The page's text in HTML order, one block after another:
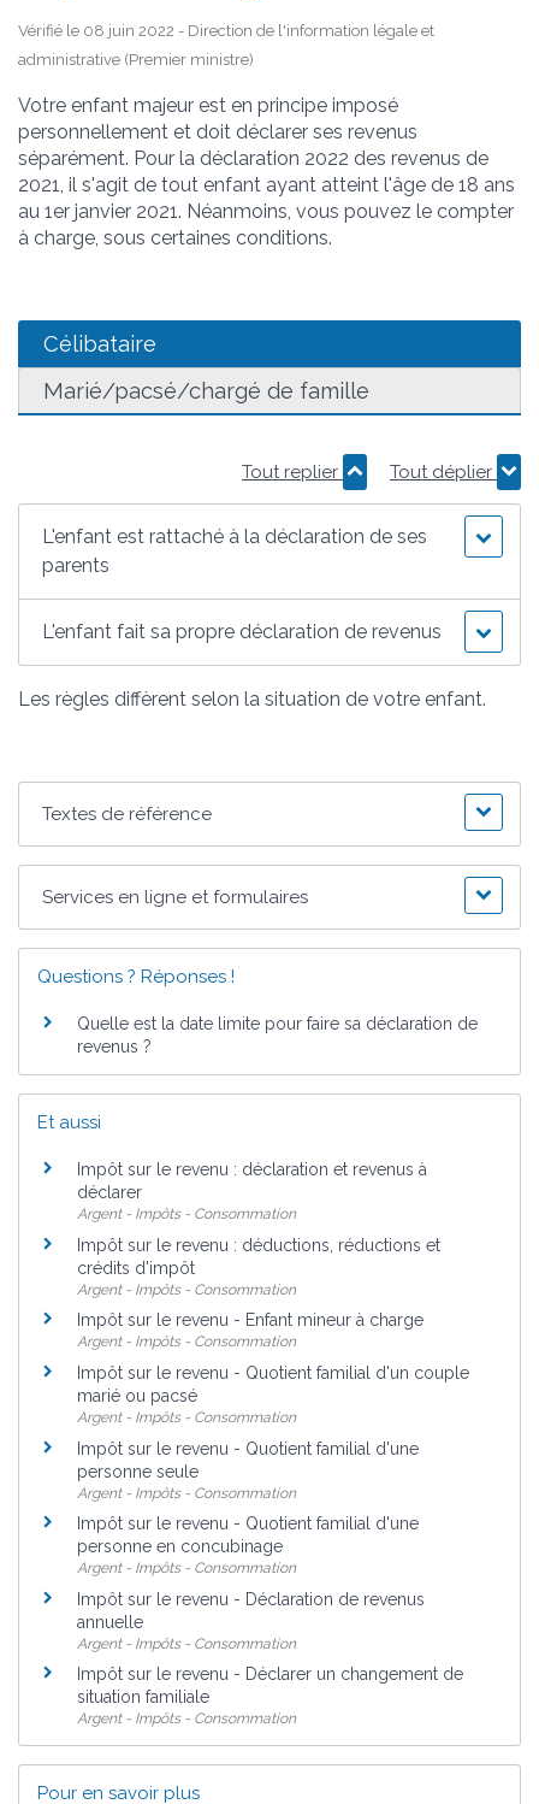
Vérifié le 08 juin 2022 - Direction de l'information légale et
administrative (Premier ministre)
Votre enfant majeur est en principe imposé
personnellement et doit déclarer ses revenus
séparément. Pour la déclaration 2022 des revenus de
2021, il s'agit de tout enfant ayant atteint l'âge de 18 ans
au 1er janvier 2021. Néanmoins, vous pouvez le compter
à charge, sous certaines conditions.
Célibataire
Marié/pacsé/chargé de famille
Tout replier Tout déplier
L'enfant est rattaché à la déclaration de ses
parents
L'enfant fait sa propre déclaration de revenus
Les règles diffèrent selon la situation de votre enfant.
Textes de référence
Services en ligne et formulaires
Questions ? Réponses !
Quelle est la date limite pour faire sa déclaration de
revenus ?
Et aussi
Impôt sur le revenu : déclaration et revenus à
déclarer
Argent - Impôts - Consommation
Impôt sur le revenu : déductions, réductions et
crédits d'impôt
Argent - Impôts - Consommation
Impôt sur le revenu - Enfant mineur à charge
Argent - Impôts - Consommation
Impôt sur le revenu - Quotient familial d'un couple
marié ou pacsé
Argent - Impôts - Consommation
Impôt sur le revenu - Quotient familial d'une
personne seule
Argent - Impôts - Consommation
Impôt sur le revenu - Quotient familial d'une
personne en concubinage
Argent - Impôts - Consommation
Impôt sur le revenu - Déclaration de revenus
annuelle
Argent - Impôts - Consommation
Impôt sur le revenu - Déclarer un changement de
situation familiale
Argent - Impôts - Consommation
Pour en savoir plus